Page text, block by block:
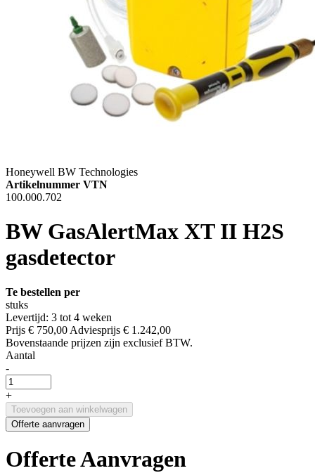
Honeywell BW Technologies
Artikelnummer VTN
100.000.702
BW GasAlertMax XT II H2S
gasdetector
Te bestellen per
stuks
Levertijd: 3 tot 4 weken
Prijs € 750,00 Adviesprijs € 1.242,00
Bovenstaande prijzen zijn exclusief BTW.
Aantal
-
+
Toevoegen aan winkelwagen
Offerte aanvragen
Offerte Aanvragen